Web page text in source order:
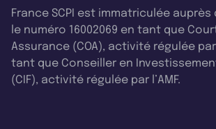
France SCPI est immatriculée auprès
le numéro 16002069 en tant que
Assurance (COA), activité régulée par
tant que Conseiller en
(CIF), activité régulée par l’AMF.